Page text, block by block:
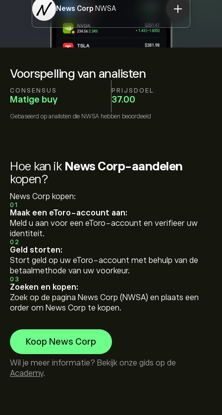
Voorspelling van analisten
CONSENSUS
Matige buy
PRIJSDOEL
37.00
Gebaseerd op analisten die NWSA hebben beoordeeld
News Corp NWSA
Hoe kan ik News Corp-aandelen
kopen?
News Corp kopen:
01
Maak een eToro-account aan:
Meld u aan voor een eToro-account en verifieer uw
identiteit.
02
Geld storten:
Stort geld op uw eToro-account met behulp van de
betaalmethode van uw voorkeur.
03
Zoeken en kopen:
Zoek op de pagina News Corp (NWSA) en plaats een
order om News Corp te kopen.
Koop News Corp
Wil je meer informatie? Bekijk onze gids op de
Academy.